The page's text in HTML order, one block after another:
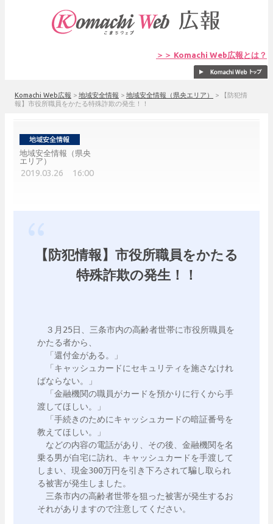
＞＞ Komachi Web広報とは？
Komachi Web広報 > 地域安全情報 > 地域安全情報（県央エリア） >
【防犯情
報】市役所職員をかたる特殊詐欺の発生！！
地域安全情報（県央
エリア）
2019.03.26 16:00
【防犯情報】市役所職員をかたる
特殊詐欺の発生！！
３月25日、三条市内の高齢者世帯に市役所職員を
かたる者から、
「還付金がある。」
「キャッシュカードにセキュリティを施さなけれ
ばならない。」
「金融機関の職員がカードを預かりに行くから手
渡してほしい。」
「手続きのためにキャッシュカードの暗証番号を
教えてほしい。」
などの内容の電話があり、その後、金融機関を名
乗る男が自宅に訪れ、キャッシュカードを手渡して
しまい、現金300万円を引き下ろされて騙し取られ
る被害が発生しました。
三条市内の高齢者世帯を狙った被害が発生するお
それがありますので注意してください。